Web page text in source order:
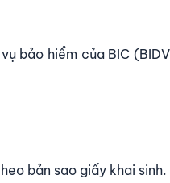
bảo hiểm của BIC
bản sao giấy khai sinh.